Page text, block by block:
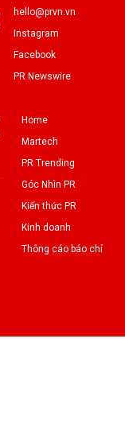
hello@prvn.vn
Instagram
Facebook
PR Newswire
Home
Martech
PR Trending
Góc Nhìn PR
Kiến thức PR
Kinh doanh
Thông cáo báo chí